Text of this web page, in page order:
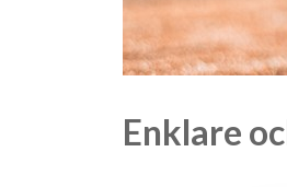
Enklare